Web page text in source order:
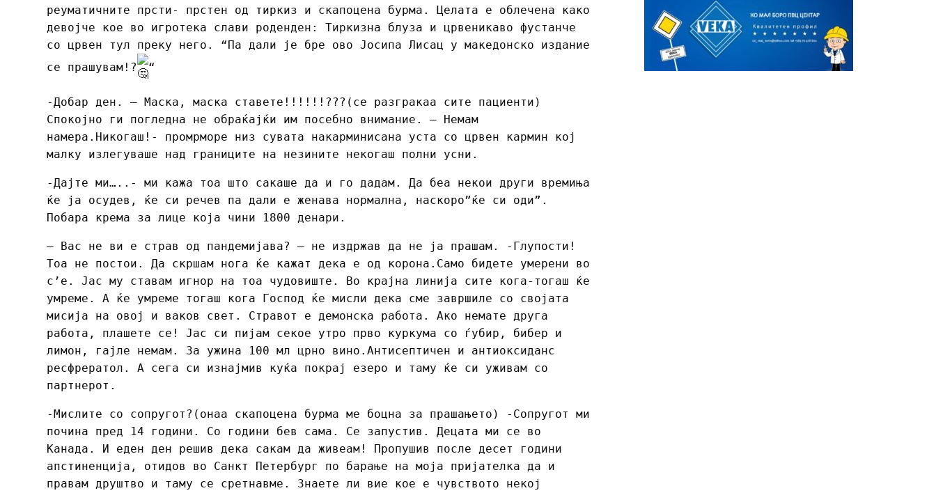
реуматичните прсти- прстен од тиркиз и скапоцена бурма. Целата е облечена како
девојче кое во игротека слави роденден: Тиркизна блуза и црвеникаво фустанче
со црвен тул преку него. “Па дали је бре ово Јосипа Лисац у македонско издание
се прашувам!?
“
-Добар ден. – Маска, маска ставете!!!!!!???(се разгракаа сите пациенти)
Спокојно ги погледна не обраќајќи им посебно внимание. – Немам
намера.Никогаш!- промрморе низ сувата накарминисана уста со црвен кармин кој
малку излегуваше над границите на незините некогаш полни усни.
-Дајте ми…..- ми кажа тоа што сакаше да и го дадам. Да беа некои други времиња
ќе ја осудев, ќе си речев па дали е женава нормална, наскоро”ќе си оди”.
Побара крема за лице која чини 1800 денари.
– Вас не ви е страв од пандемијава? – не издржав да не ја прашам. -Глупости!
Тоа не постои. Да скршам нога ќе кажат дека е од корона.Само бидете умерени во
с’е. Јас му ставам игнор на тоа чудовиште. Во крајна линија сите кога-тогаш ќе
умреме. А ќе умреме тогаш кога Господ ќе мисли дека сме завршиле со својата
мисија на овој и ваков свет. Стравот е демонска работа. Ако немате друга
работа, плашете се! Јас си пијам секое утро прво куркума со ѓубир, бибер и
лимон, гајле немам. За ужина 100 мл црно вино.Антисептичен и антиоксиданс
ресфрератол. А сега си изнајмив куќа покрај езеро и таму ќе си уживам со
партнерот.
-Мислите со сопругот?(онаа скапоцена бурма ме боцна за прашањето) -Сопругот ми
почина пред 14 години. Со години бев сама. Се запустив. Децата ми се во
Канада. И еден ден решив дека сакам да живеам! Пропушив после десет години
апстиненција, отидов во Санкт Петербург по барање на моја пријателка да и
правам друштво и таму се сретнавме. Знаете ли вие кое е чувството некој